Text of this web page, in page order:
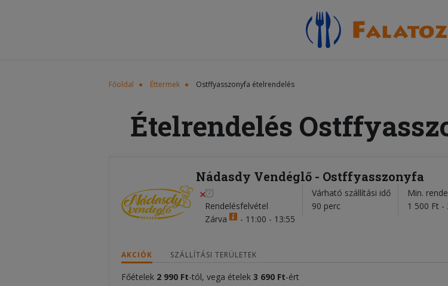
Főoldal Éttermek Ostffyasszonyfa ételrendelés
Ételrendelés
Nádasdy Vendéglő - Ostffyasszonyfa
Rendelésfelvétel
Zárva
- 11:00 - 13:55
Várható szállítási idő
90 perc
Min.
1 500 Ft -
AKCIÓK SZÁLLÍTÁSI TERÜLETEK
Főételek 2 990 Ft-tól, vega ételek 3 690 Ft-ért